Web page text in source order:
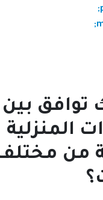
توافق
المنزلية
من